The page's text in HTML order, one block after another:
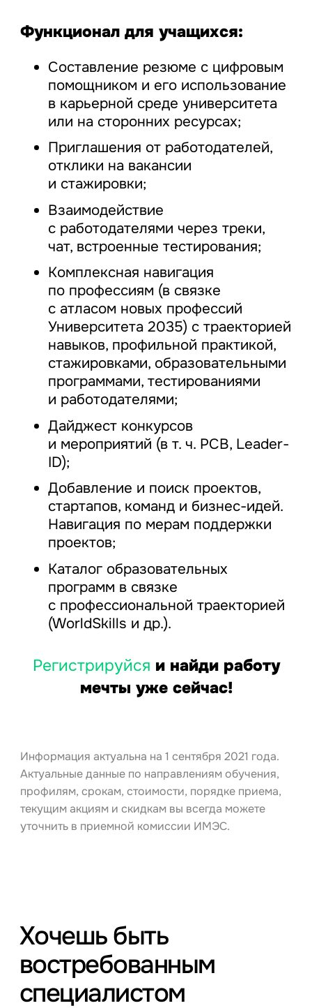
Функционал для учащихся:
Составление резюме с цифровым
помощником и его использование
в карьерной среде университета
или на сторонних ресурсах;
Приглашения от работодателей,
отклики на вакансии
и стажировки;
Взаимодействие
с работодателями через треки,
чат, встроенные тестирования;
Комплексная навигация
по профессиям (в связке
с атласом новых профессий
Университета 2035) с траекторией
навыков, профильной практикой,
стажировками, образовательными
программами, тестированиями
и работодателями;
Дайджест конкурсов
и мероприятий (в т. ч. РСВ, Leader-
ID);
Добавление и поиск проектов,
стартапов, команд и бизнес-идей.
Навигация по мерам поддержки
проектов;
Каталог образовательных
программ в связке
с профессиональной траекторией
(WorldSkills и др.).
Регистрируйся и найди работу
мечты уже сейчас!
Информация актуальна на 1 сентября 2021 года.
Актуальные данные по направлениям обучения,
профилям, срокам, стоимости, порядке приема,
текущим акциям и скидкам вы всегда можете
уточнить в приемной комиссии ИМЭС.
Хочешь быть
востребованным
специалистом